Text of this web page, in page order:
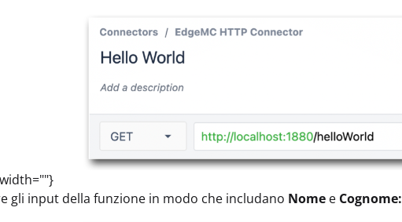
gli input della funzione in modo che includano Nome e Cognome: